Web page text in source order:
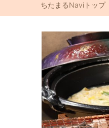
ちたまるNaviトップ